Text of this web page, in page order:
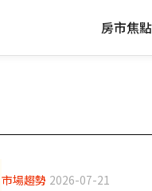
房市焦點
市場趨勢 2026-07-21